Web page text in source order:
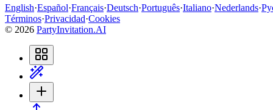
English·Español·Français·Deutsch·Português·Italiano·Nederlands·
Términos·Privacidad·Cookies
© 2026 PartyInvitation.AI